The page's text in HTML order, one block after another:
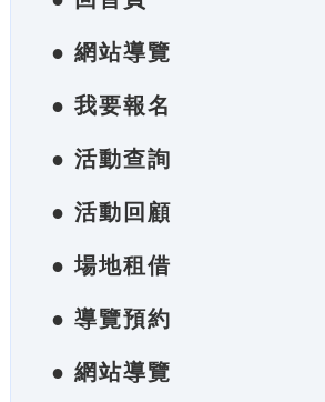
● 網站導覽
● 我要報名
● 活動查詢
● 活動回顧
● 場地租借
● 導覽預約
● 網站導覽